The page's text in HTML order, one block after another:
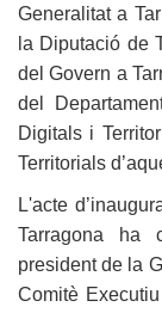
Generalitat a
la Diputació de
del Govern a
del
Digitals i
Territorials
L'acte
Tarragona ha
president de la
Comitè